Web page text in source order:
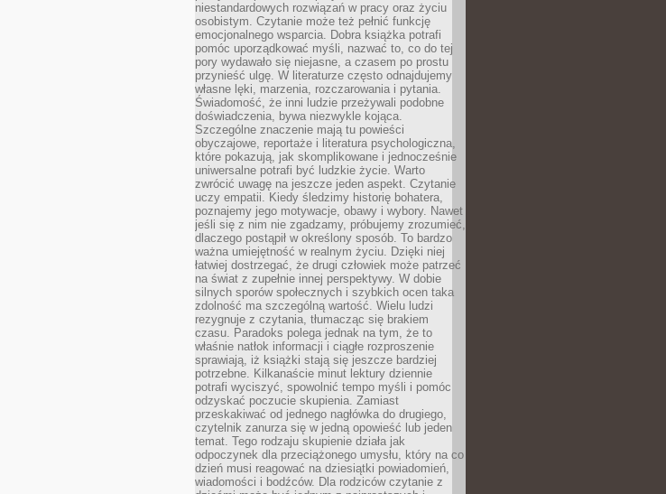
niestandardowych rozwiązań w pracy oraz życiu
osobistym. Czytanie może też pełnić funkcję
emocjonalnego wsparcia. Dobra książka potrafi
pomóc uporządkować myśli, nazwać to, co do tej
pory wydawało się niejasne, a czasem po prostu
przynieść ulgę. W literaturze często odnajdujemy
własne lęki, marzenia, rozczarowania i pytania.
Świadomość, że inni ludzie przeżywali podobne
doświadczenia, bywa niezwykle kojąca.
Szczególne znaczenie mają tu powieści
obyczajowe, reportaże i literatura psychologiczna,
które pokazują, jak skomplikowane i jednocześnie
uniwersalne potrafi być ludzkie życie. Warto
zwrócić uwagę na jeszcze jeden aspekt. Czytanie
uczy empatii. Kiedy śledzimy historię bohatera,
poznajemy jego motywacje, obawy i wybory. Nawet
jeśli się z nim nie zgadzamy, próbujemy zrozumieć,
dlaczego postąpił w określony sposób. To bardzo
ważna umiejętność w realnym życiu. Dzięki niej
łatwiej dostrzegać, że drugi człowiek może patrzeć
na świat z zupełnie innej perspektywy. W dobie
silnych sporów społecznych i szybkich ocen taka
zdolność ma szczególną wartość. Wielu ludzi
rezygnuje z czytania, tłumacząc się brakiem
czasu. Paradoks polega jednak na tym, że to
właśnie natłok informacji i ciągłe rozproszenie
sprawiają, iż książki stają się jeszcze bardziej
potrzebne. Kilkanaście minut lektury dziennie
potrafi wyciszyć, spowolnić tempo myśli i pomóc
odzyskać poczucie skupienia. Zamiast
przeskakiwać od jednego nagłówka do drugiego,
czytelnik zanurza się w jedną opowieść lub jeden
temat. Tego rodzaju skupienie działa jak
odpoczynek dla przeciążonego umysłu, który na co
dzień musi reagować na dziesiątki powiadomień,
wiadomości i bodźców. Dla rodziców czytanie z